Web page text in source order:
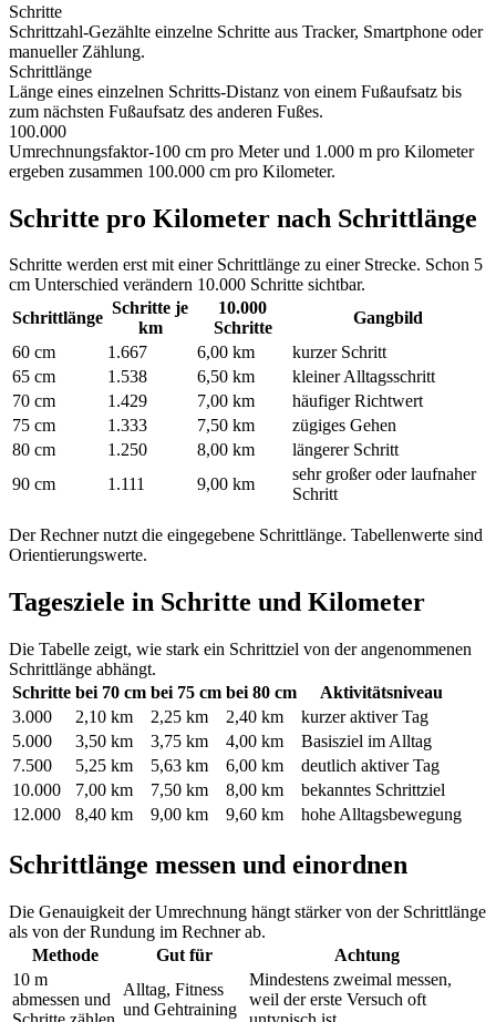
Schritte
Schrittzahl-Gezählte einzelne Schritte aus Tracker, Smartphone oder
manueller Zählung.
Schrittlänge
Länge eines einzelnen Schritts-Distanz von einem Fußaufsatz bis
zum nächsten Fußaufsatz des anderen Fußes.
100.000
Umrechnungsfaktor-100 cm pro Meter und 1.000 m pro Kilometer
ergeben zusammen 100.000 cm pro Kilometer.
Schritte pro Kilometer nach Schrittlänge
Schritte werden erst mit einer Schrittlänge zu einer Strecke. Schon 5
cm Unterschied verändern 10.000 Schritte sichtbar.
Schrittlänge
Schritte je
km
10.000
Schritte
Gangbild
60 cm
1.667 6,00 km
kurzer Schritt
65 cm
1.538 6,50 km
kleiner Alltagsschritt
70 cm
1.429 7,00 km
häufiger Richtwert
75 cm
1.333 7,50 km
zügiges Gehen
80 cm
1.250 8,00 km
längerer Schritt
90 cm
1.111 9,00 km
sehr großer oder laufnaher
Schritt
Der Rechner nutzt die eingegebene Schrittlänge. Tabellenwerte sind
Orientierungswerte.
Tagesziele in Schritte und Kilometer
Die Tabelle zeigt, wie stark ein Schrittziel von der angenommenen
Schrittlänge abhängt.
Schritte bei 70 cm bei 75 cm bei 80 cm
Aktivitätsniveau
3.000
2,10 km 2,25 km 2,40 km
kurzer aktiver Tag
5.000
3,50 km 3,75 km 4,00 km
Basisziel im Alltag
7.500
5,25 km 5,63 km 6,00 km
deutlich aktiver Tag
10.000
7,00 km 7,50 km 8,00 km
bekanntes Schrittziel
12.000
8,40 km 9,00 km 9,60 km hohe Alltagsbewegung
Schrittlänge messen und einordnen
Die Genauigkeit der Umrechnung hängt stärker von der Schrittlänge
als von der Rundung im Rechner ab.
Methode
Gut für
Achtung
10 m
abmessen und
Alltag, Fitness
und Gehtraining
Mindestens zweimal messen,
weil der erste Versuch oft